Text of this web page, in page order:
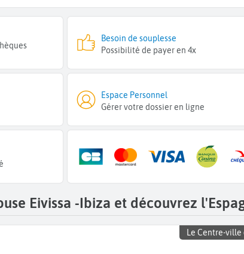
Besoin de souplesse
Possibilité de payer en 4x
Espace Personnel
Gérer votre dossier en ligne
Eivissa -Ibiza et découvrez
Le Centre-ville